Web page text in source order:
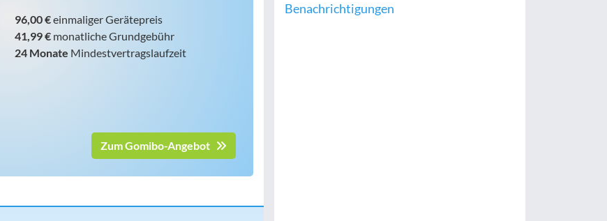
96,00 €einmaliger Gerätepreis
41,99 € monatliche Grundgebühr
24 Monate Mindestvertragslaufzeit
Zum Gomibo-Angebot
Benachrichtigungen